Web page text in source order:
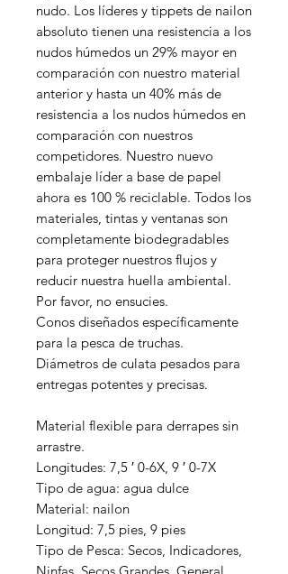
nudo. Los líderes y tippets de nailon
absoluto tienen una resistencia a los
nudos húmedos un 29% mayor en
comparación con nuestro material
anterior y hasta un 40% más de
resistencia a los nudos húmedos en
comparación con nuestros
competidores. Nuestro nuevo
embalaje líder a base de papel
ahora es 100 % reciclable. Todos los
materiales, tintas y ventanas son
completamente biodegradables
para proteger nuestros flujos y
reducir nuestra huella ambiental.
Por favor, no ensucies.
Conos diseñados específicamente
para la pesca de truchas.
Diámetros de culata pesados para
entregas potentes y precisas.
Material flexible para derrapes sin
arrastre.
Longitudes: 7,5 ′ 0-6X, 9 ′ 0-7X
Tipo de agua: agua dulce
Material: nailon
Longitud: 7,5 pies, 9 pies
Tipo de Pesca: Secos, Indicadores,
Ninfas, Secos Grandes, General,